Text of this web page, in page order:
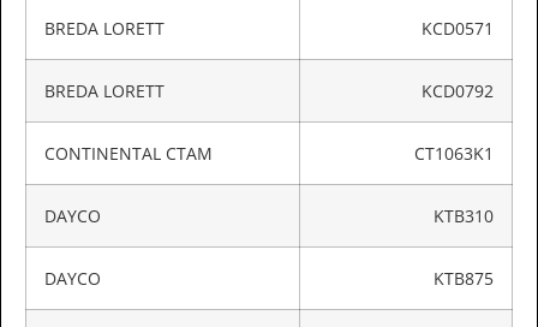
BREDA LORETT KCD0571
BREDA LORETT KCD0792
CONTINENTAL CTAM CT1063K1
DAYCO KTB310
DAYCO KTB875